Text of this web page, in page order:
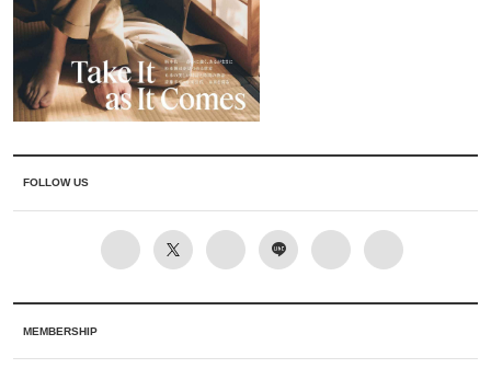
FOLLOW US
MEMBERSHIP